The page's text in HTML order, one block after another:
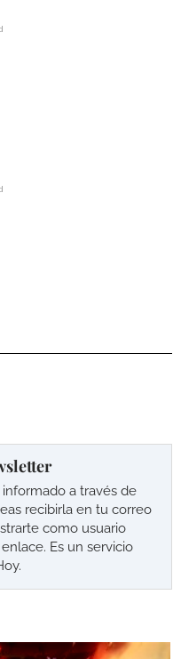
a través de
recibirla en tu correo
como usuario
Es un servicio